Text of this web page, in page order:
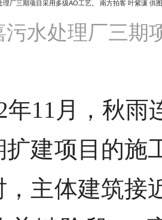
污水处理厂三期
年11月，秋
扩建项目的施
，主体建筑接